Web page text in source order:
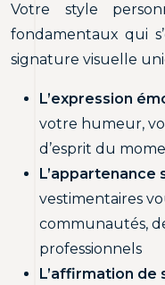
Votre style
fondamentaux qui
signature visuelle
L’expression
votre humeur,
d’esprit du
L’appartenance
vestimentaires
communautés,
professionnels
L’affirmation de